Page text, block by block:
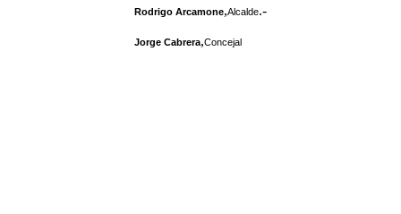
Rodrigo Arcamone,Alcalde.-
Jorge Cabrera,Concejal